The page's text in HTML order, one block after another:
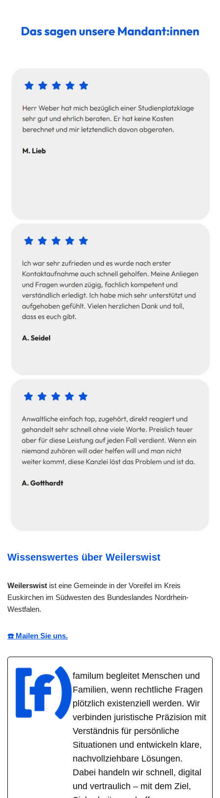
Wissenswertes über Weilerswist
Weilerswist ist eine Gemeinde in der Voreifel im Kreis
Euskirchen im Südwesten des Bundeslandes Nordrhein-
Westfalen.
☎️ Mailen Sie uns.
familum begleitet Menschen und
Familien, wenn rechtliche Fragen
plötzlich existenziell werden. Wir
verbinden juristische Präzision mit
Verständnis für persönliche
Situationen und entwickeln klare,
nachvollziehbare Lösungen.
Dabei handeln wir schnell, digital
und vertraulich – mit dem Ziel,